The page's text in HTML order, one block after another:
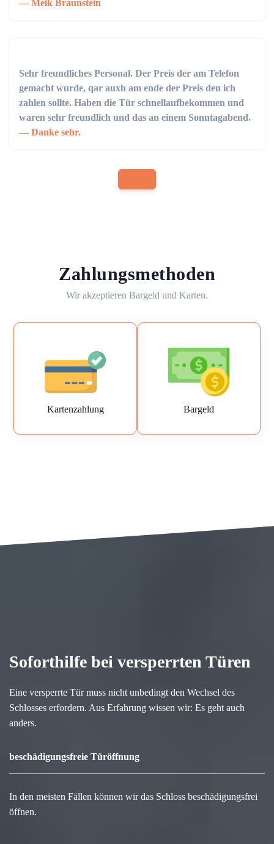
Meik Braunstein
Sehr freundliches Personal. Der Preis der am Telefon
gemacht wurde, qar auxh am ende der Preis den ich
zahlen sollte. Haben die Tür schnellaufbekommen und
waren sehr freundlich und das an einem Sonntagabend.
Danke sehr.
Zahlungsmethoden
Wir akzeptieren Bargeld und Karten.
Kartenzahlung Bargeld
Soforthilfe bei versperrten Türen
Eine versperrte Tür muss nicht unbedingt den Wechsel des
Schlosses erfordern. Aus Erfahrung wissen wir: Es geht auch
anders.
beschädigungsfreie Türöffnung
In den meisten Fällen können wir das Schloss beschädigungsfrei
öffnen.